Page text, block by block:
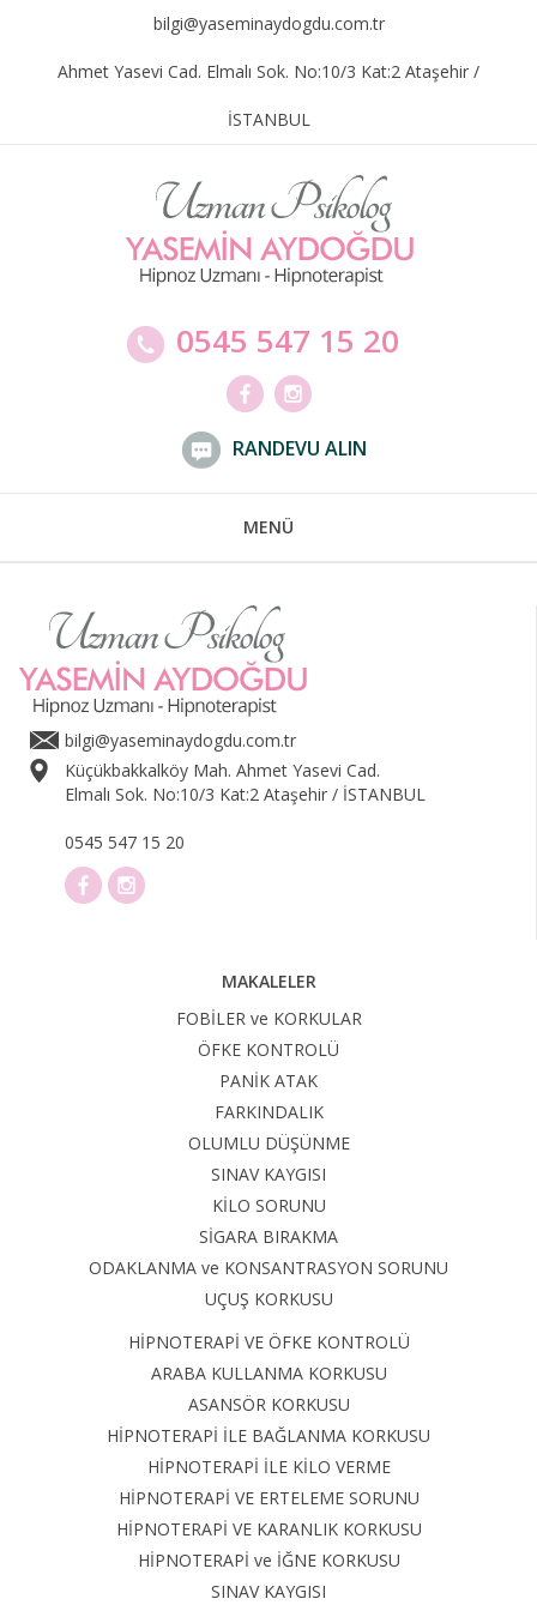
bilgi@yaseminaydogdu.com.tr
Ahmet Yasevi Cad. Elmalı Sok. No:10/3 Kat:2 Ataşehir /
İSTANBUL
0545 547 15 20
RANDEVU ALIN
MENÜ
bilgi@yaseminaydogdu.com.tr
Küçükbakkalköy Mah. Ahmet Yasevi Cad.
Elmalı Sok. No:10/3 Kat:2 Ataşehir / İSTANBUL
0545 547 15 20
MAKALELER
FOBİLER ve KORKULAR
ÖFKE KONTROLÜ
PANİK ATAK
FARKINDALIK
OLUMLU DÜŞÜNME
SINAV KAYGISI
KİLO SORUNU
SİGARA BIRAKMA
ODAKLANMA ve KONSANTRASYON SORUNU
UÇUŞ KORKUSU
HİPNOTERAPİ VE ÖFKE KONTROLÜ
ARABA KULLANMA KORKUSU
ASANSÖR KORKUSU
HİPNOTERAPİ İLE BAĞLANMA KORKUSU
HİPNOTERAPİ İLE KİLO VERME
HİPNOTERAPİ VE ERTELEME SORUNU
HİPNOTERAPİ VE KARANLIK KORKUSU
HİPNOTERAPİ ve İĞNE KORKUSU
SINAV KAYGISI